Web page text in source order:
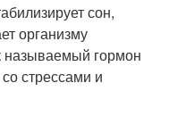
сон,
организму
называемый гормон
стрессами и